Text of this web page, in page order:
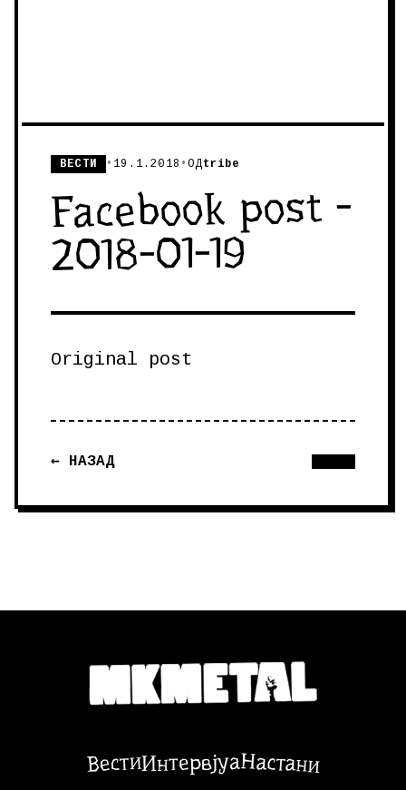
ВЕСТИ • 19.1.2018 •ОДtribe
Facebook post -
2018-01-19
Original post
← НАЗАД
ВестиИнтервјуаНастани